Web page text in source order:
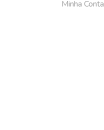
Minha Conta